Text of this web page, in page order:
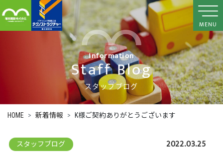
MENU
Information
Staff Blog
スタッフブログ
HOME 新着情報 K様ご契約ありがとうございます
スタッフブログ 2022.03.25